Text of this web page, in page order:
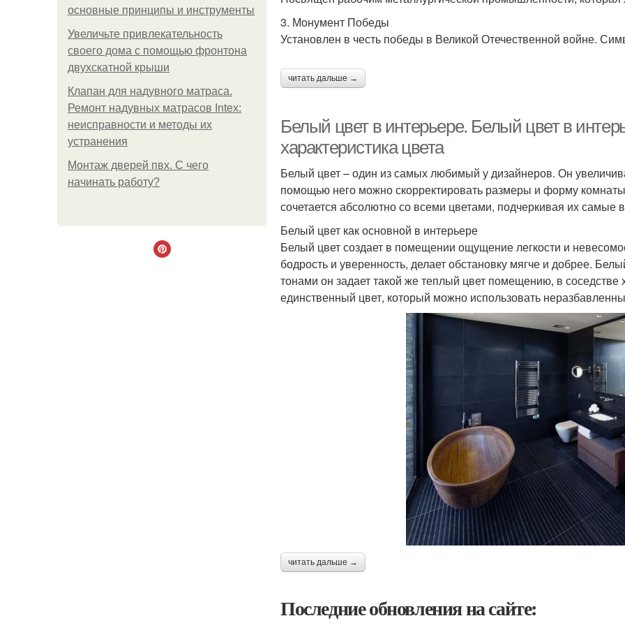
основные принципы и инструменты
Увеличьте привлекательность
своего дома с помощью фронтона
двухскатной крыши
Клапан для надувного матраса.
Ремонт надувных матрасов Intex:
неисправности и методы их
устранения
Монтаж дверей пвх. С чего
начинать работу?
3. Монумент Победы
Установлен в честь победы в Великой Отечественной войне.
читать дальше →
Белый цвет в интерьере. Белый цвет в
характеристика цвета
Белый цвет – один из самых любимый у дизайнеров. Он
помощью него можно скорректировать размеры и форму
сочетается абсолютно со всеми цветами, подчеркивая их самые
Белый цвет как основной в интерьере
Белый цвет создает в помещении ощущение легкости и
бодрость и уверенность, делает обстановку мягче и добрее.
тонами он задает такой же теплый цвет помещению, в
единственный цвет, который можно использовать
читать дальше →
Последние обновления на сайте: